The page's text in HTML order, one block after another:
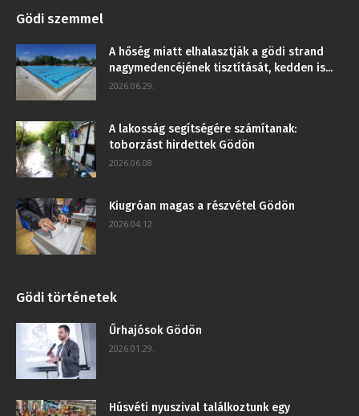
Gödi szemmel
A hőség miatt elhalasztják a gödi strand
nagymedencéjének tisztítását, kedden is...
2026.06.29.
A lakosság segítségére számítanak:
toborzást hirdettek Gödön
2026.06.08.
Kiugróan magas a részvétel Gödön
2026.04.12.
Gödi történetek
Űrhajósok Gödön
2026.01.29.
Húsvéti nyuszival találkoztunk egy